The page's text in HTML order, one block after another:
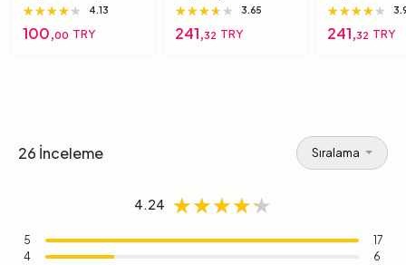
Için Yumuşak
Süngerimsi Içi Dolu
Top 6 Numara
★★★★★
★★★★★
★★★★★ 4.13
100,00 TRY
7 7 Numara
★★★★★
★★★★★
★★★★★ 3.65
241,32 TRY
Brc-7 5
★★★★★
★★★★★
★★★★★
241,32 TRY
26 İnceleme Sıralama
4.24 ★★★★★
★★★★★
★★★★★
5
17
4
6